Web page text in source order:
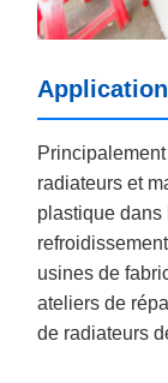
radiateurs et
plastique dans
usines de
ateliers de
de radiateurs